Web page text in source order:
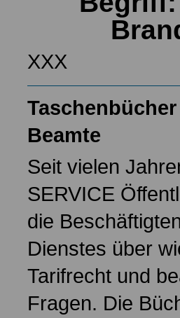
XXX
Beamte
Seit vielen
SERVICE
die
Dienstes über
Tarifrecht und
Fragen. Die